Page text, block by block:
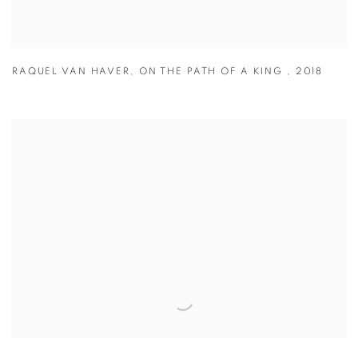
RAQUEL VAN HAVER ON THE PATH OF A KING 2018